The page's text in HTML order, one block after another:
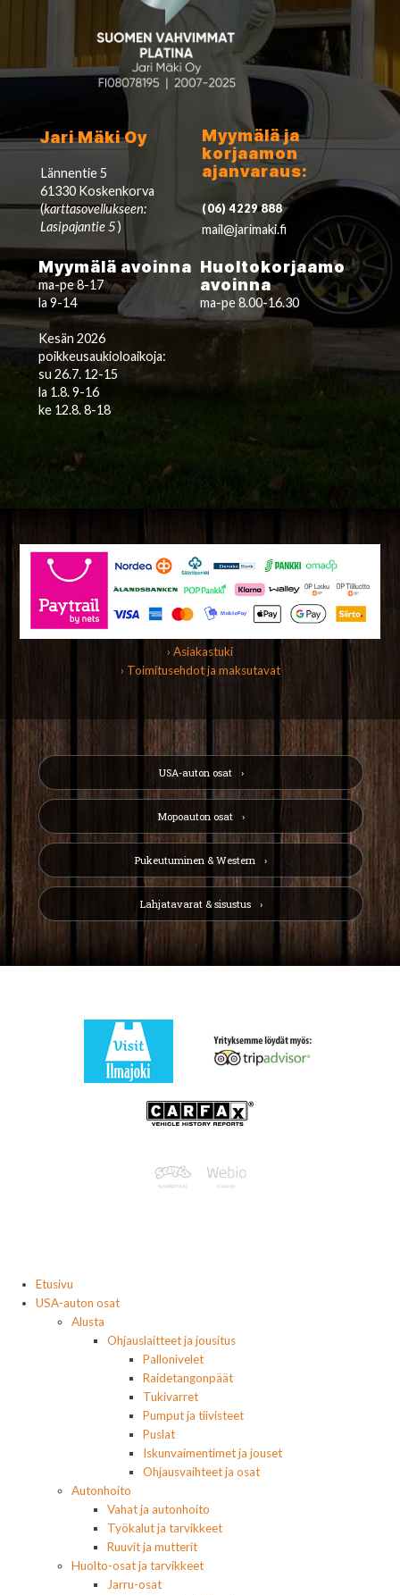
Jari Mäki Oy
Lännentie 5
61330 Koskenkorva
(karttasovellukseen:
Lasipajantie 5)
Myymälä ja
korjaamon
ajanvaraus:
(06) 4229 888
mail@jarimaki.fi
Myymälä avoinna
ma-pe 8-17
la 9-14
Kesän 2026
poikkeusaukioloaikoja:
su 26.7. 12-15
la 1.8. 9-16
ke 12.8. 8-18
Huoltokorjaamo
avoinna
ma-pe 8.00-16.30
› Asiakastuki
› Toimitusehdot ja maksutavat
USA-auton osat
Mopoauton osat
Pukeutuminen & Western
Lahjatavarat & sisustus
Etusivu
USA-auton osat
Alusta
Ohjauslaitteet ja jousitus
Pallonivelet
Raidetangonpäät
Tukivarret
Pumput ja tiivisteet
Puslat
Iskunvaimentimet ja jouset
Ohjausvaihteet ja osat
Autonhoito
Vahat ja autonhoito
Työkalut ja tarvikkeet
Ruuvit ja mutterit
Huolto-osat ja tarvikkeet
Jarru-osat